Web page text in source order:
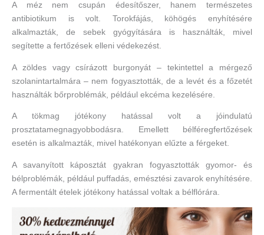
A méz nem csupán édesítőszer, hanem természetes
antibiotikum is volt. Torokfájás, köhögés enyhítésére
alkalmazták, de sebek gyógyítására is használták, mivel
segítette a fertőzések elleni védekezést.
A zöldes vagy csírázott burgonyát – tekintettel a mérgező
szolanintartalmára – nem fogyasztották, de a levét és a főzetét
használták bőrproblémák, például ekcéma kezelésére.
A tökmag jótékony hatással volt a jóindulatú
prosztatamegnagyobbodásra. Emellett bélféregfertőzések
esetén is alkalmazták, mivel hatékonyan elűzte a férgeket.
A savanyított káposztát gyakran fogyasztották gyomor- és
bélproblémák, például puffadás, emésztési zavarok enyhítésére.
A fermentált ételek jótékony hatással voltak a bélflórára.